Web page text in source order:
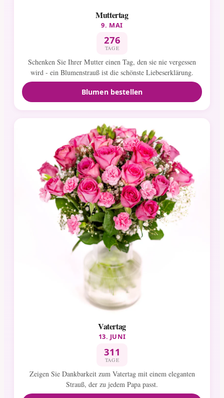
Muttertag
9. MAI
276
TAGE
Schenken Sie Ihrer Mutter einen Tag, den sie nie vergessen
wird - ein Blumenstrauß ist die schönste Liebeserklärung.
Blumen bestellen
Vatertag
13. JUNI
311
TAGE
Zeigen Sie Dankbarkeit zum Vatertag mit einem eleganten
Strauß, der zu jedem Papa passt.